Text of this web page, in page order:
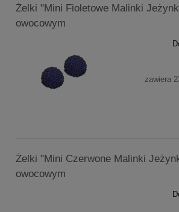
Żelki "Mini Fioletowe Malinki
owocowym
zawiera
Żelki "Mini Czerwone Malinki
owocowym